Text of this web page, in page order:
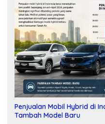
Penjualan Mobil Hybrid di
Tambah Model Baru